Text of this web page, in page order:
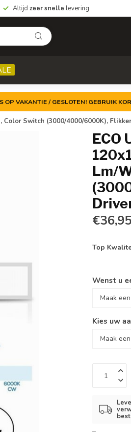
Altijd zeer snelle levering
VAKANTIE / GESLOTEN! GEBRUIK
Switch (3000/4000/6000K),
ECO
Lm/
€36,95
Top
Wenst u
Kies uw